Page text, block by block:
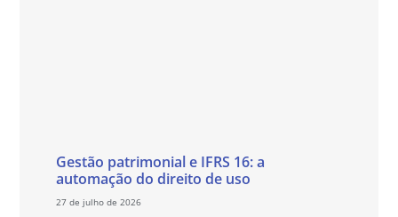
Gestão patrimonial e IFRS 16: a
automação do direito de uso
27 de julho de 2026